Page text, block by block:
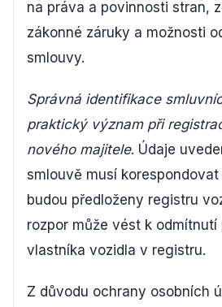
na práva a povinnosti stran,
zákonné záruky a možnosti
smlouvy.
Správná identifikace
praktický význam při
nového majitele. Údaje
smlouvě musí
budou předloženy registru
rozpor může vést k
vlastníka vozidla v registru.
Z důvodu ochrany osobních